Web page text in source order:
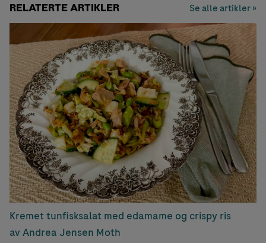
RELATERTE ARTIKLER Se alle artikler »
Kremet tunfisksalat med edamame og crispy ris
av Andrea Jensen Moth